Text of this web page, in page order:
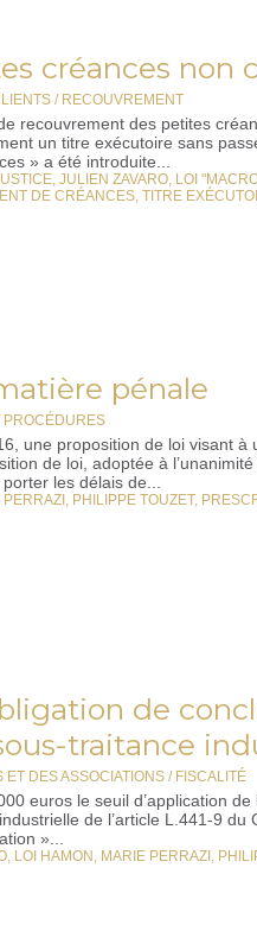
créances non
/ RECOUVREMENT
recouvrement des petites
un titre exécutoire sans
» a été introduite...
, JULIEN ZAVARO, LOI
DE CRÉANCES, TITRE
pénale
PROCÉDURES
une proposition de loi visant
de loi, adoptée à
les délais de...
PERRAZI , PHILIPPE TOUZET,
de
traitance
ET DES ASSOCIATIONS / FISCALITÉ
euros le seuil d’application
de l’article L.441-9 du
»...
, LOI HAMON , MARIE PERRAZI ,